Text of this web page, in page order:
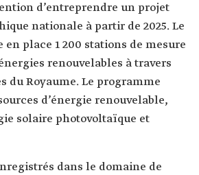
d’entreprendre un projet
nationale à partir de 2025. Le
place 1 200 stations de mesure
renouvelables à travers
du Royaume. Le programme
d’énergie renouvelable,
solaire photovoltaïque et
dans le domaine de